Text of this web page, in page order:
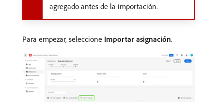
agregado antes de la importación.
Para empezar, seleccione Importar asignación.